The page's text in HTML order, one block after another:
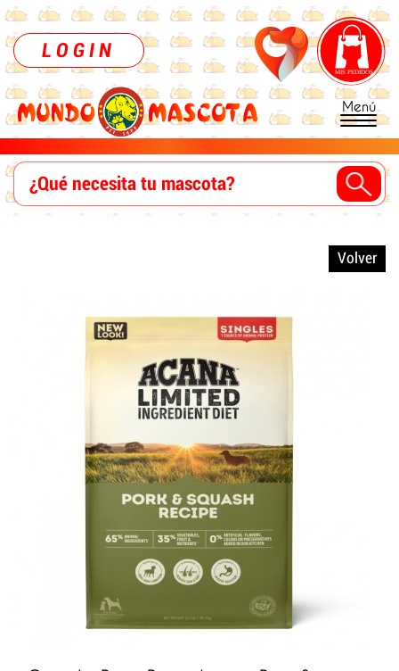
LOGIN
Menú
Volver